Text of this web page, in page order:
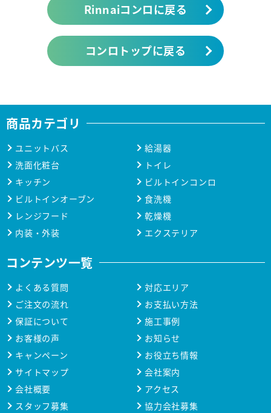
Rinnaiコンロに戻る
コンロトップに戻る
商品カテゴリ
ユニットバス
給湯器
洗面化粧台
トイレ
キッチン
ビルトインコンロ
ビルトインオーブン
食洗機
レンジフード
乾燥機
内装・外装
エクステリア
コンテンツ一覧
よくある質問
対応エリア
ご注文の流れ
お支払い方法
保証について
施工事例
お客様の声
お知らせ
キャンペーン
お役立ち情報
サイトマップ
会社案内
会社概要
アクセス
スタッフ募集
協力会社募集